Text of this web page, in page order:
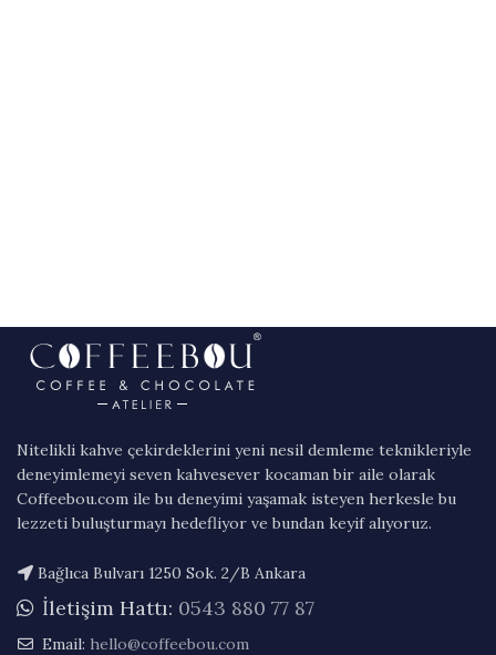
Nitelikli kahve çekirdeklerini yeni nesil demleme teknikleriyle
deneyimlemeyi seven kahvesever kocaman bir aile olarak
Coffeebou.com ile bu deneyimi yaşamak isteyen herkesle bu
lezzeti buluşturmayı hedefliyor ve bundan keyif alıyoruz.
Bağlıca Bulvarı 1250 Sok. 2/B Ankara
İletişim Hattı: 0543 880 77 87
Email: hello@coffeebou.com